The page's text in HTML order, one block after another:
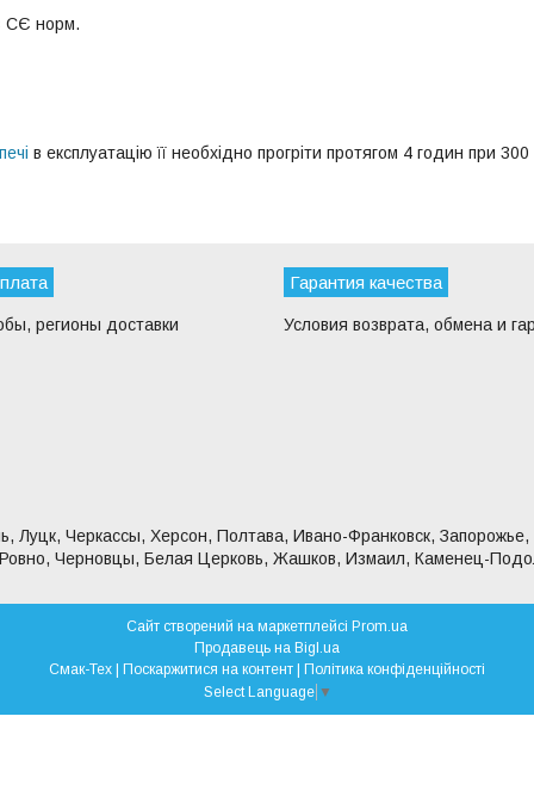
СЄ норм.
печі в експлуатацію її необхідно прогріти протягом 4 годин при 300
регионы доставки
Гарантия качества
Условия возврата, обмена и
Луцк, Черкассы, Херсон, Полтава, Ивано-Франковск,
Черновцы, Белая Церковь, Жашков, Измаил, Каменец-
Сайт створений на маркетплейсі Prom.ua
Продавець на Bigl.ua
Поскаржитися на контент
Політика конфіденційності
Select Language ▼